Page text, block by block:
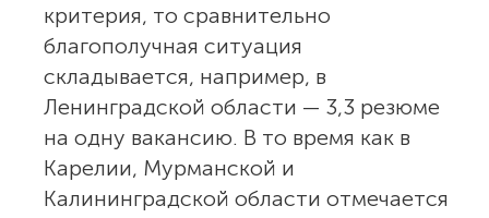
критерия, то сравнительно
благополучная ситуация
складывается, например, в
Ленинградской области — 3,3 резюме
на одну вакансию. В то время как в
Карелии, Мурманской и
Калининградской области отмечается